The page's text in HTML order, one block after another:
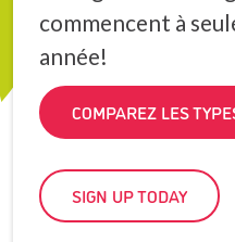
commencent à
année!
COMPAREZ LES
SIGN UP TODAY